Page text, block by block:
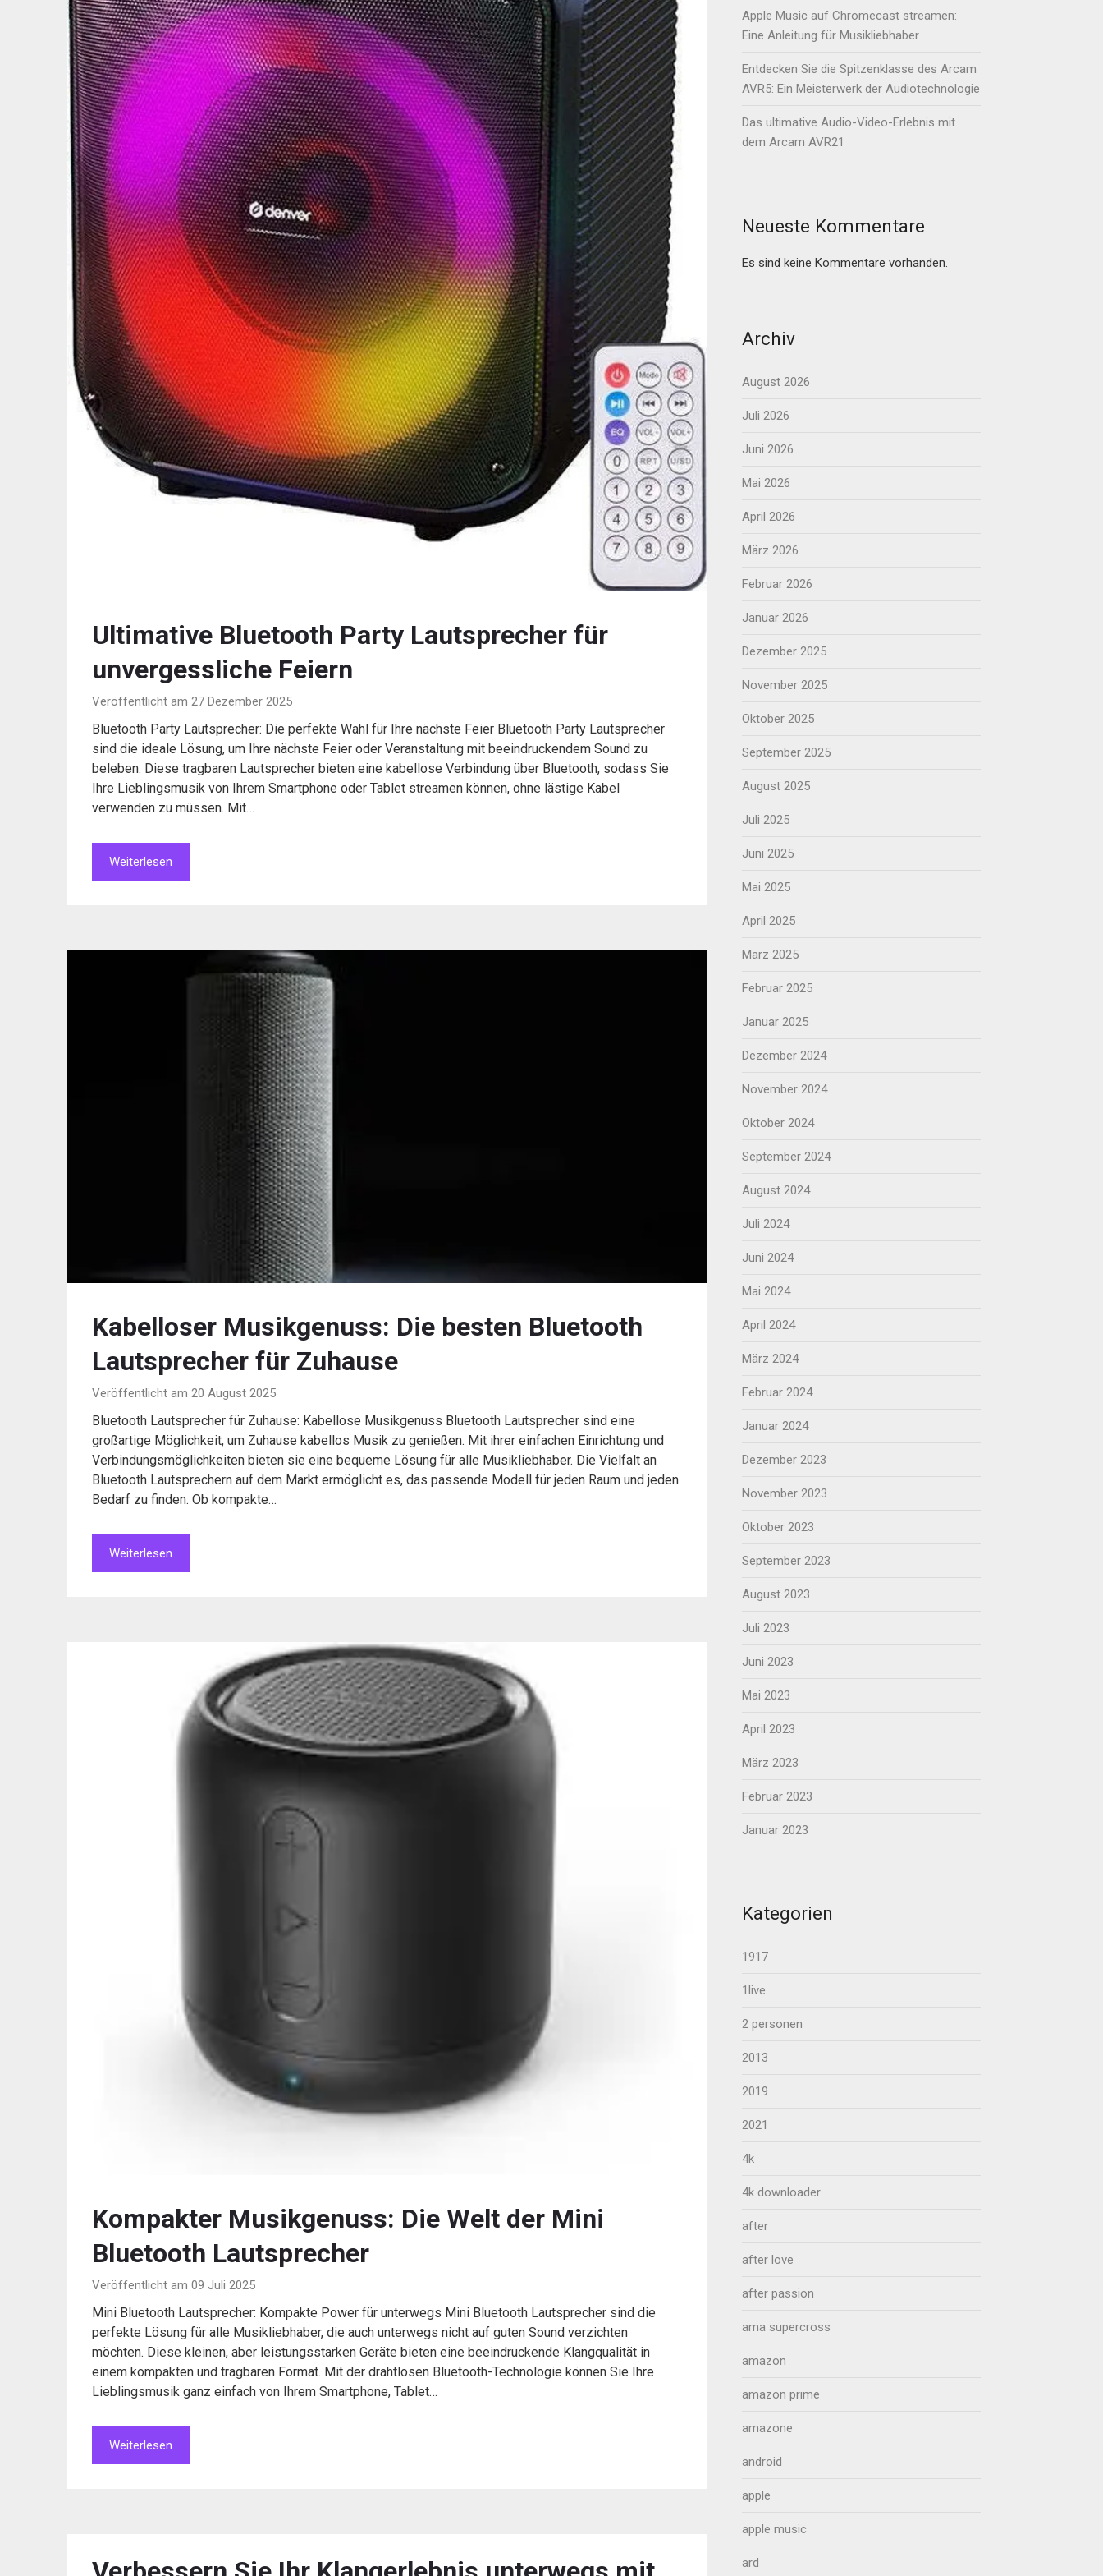
Ultimative Bluetooth Party Lautsprecher für
unvergessliche Feiern
Veröffentlicht am 27 Dezember 2025
Bluetooth Party Lautsprecher: Die perfekte Wahl für Ihre nächste Feier Bluetooth Party Lautsprecher
sind die ideale Lösung, um Ihre nächste Feier oder Veranstaltung mit beeindruckendem Sound zu
beleben. Diese tragbaren Lautsprecher bieten eine kabellose Verbindung über Bluetooth, sodass Sie
Ihre Lieblingsmusik von Ihrem Smartphone oder Tablet streamen können, ohne lästige Kabel
verwenden zu müssen. Mit…
Weiterlesen
Kabelloser Musikgenuss: Die besten Bluetooth
Lautsprecher für Zuhause
Veröffentlicht am 20 August 2025
Bluetooth Lautsprecher für Zuhause: Kabellose Musikgenuss Bluetooth Lautsprecher sind eine
großartige Möglichkeit, um Zuhause kabellos Musik zu genießen. Mit ihrer einfachen Einrichtung und
Verbindungsmöglichkeiten bieten sie eine bequeme Lösung für alle Musikliebhaber. Die Vielfalt an
Bluetooth Lautsprechern auf dem Markt ermöglicht es, das passende Modell für jeden Raum und jeden
Bedarf zu finden. Ob kompakte…
Weiterlesen
Kompakter Musikgenuss: Die Welt der Mini
Bluetooth Lautsprecher
Veröffentlicht am 09 Juli 2025
Mini Bluetooth Lautsprecher: Kompakte Power für unterwegs Mini Bluetooth Lautsprecher sind die
perfekte Lösung für alle Musikliebhaber, die auch unterwegs nicht auf guten Sound verzichten
möchten. Diese kleinen, aber leistungsstarken Geräte bieten eine beeindruckende Klangqualität in
einem kompakten und tragbaren Format. Mit der drahtlosen Bluetooth-Technologie können Sie Ihre
Lieblingsmusik ganz einfach von Ihrem Smartphone, Tablet…
Weiterlesen
Apple Music auf Chromecast streamen:
Eine Anleitung für Musikliebhaber
Entdecken Sie die Spitzenklasse des Arcam
AVR5: Ein Meisterwerk der Audiotechnologie
Das ultimative Audio-Video-Erlebnis mit
dem Arcam AVR21
Neueste Kommentare
Es sind keine Kommentare vorhanden.
Archiv
August 2026
Juli 2026
Juni 2026
Mai 2026
April 2026
März 2026
Februar 2026
Januar 2026
Dezember 2025
November 2025
Oktober 2025
September 2025
August 2025
Juli 2025
Juni 2025
Mai 2025
April 2025
März 2025
Februar 2025
Januar 2025
Dezember 2024
November 2024
Oktober 2024
September 2024
August 2024
Juli 2024
Juni 2024
Mai 2024
April 2024
März 2024
Februar 2024
Januar 2024
Dezember 2023
November 2023
Oktober 2023
September 2023
August 2023
Juli 2023
Juni 2023
Mai 2023
April 2023
März 2023
Februar 2023
Januar 2023
Kategorien
1917
1live
2 personen
2013
2019
2021
4k
4k downloader
after
after love
after passion
ama supercross
amazon
amazon prime
amazone
android
apple
apple music
ard